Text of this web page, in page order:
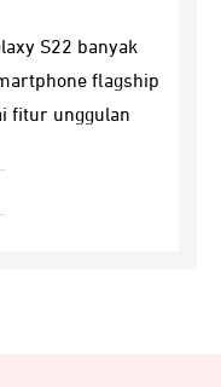
S22 banyak
flagship
fitur unggulan